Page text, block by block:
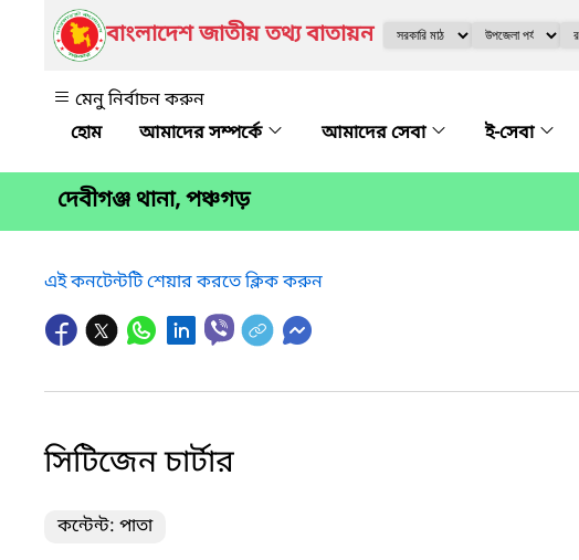
বাংলাদেশ জাতীয় তথ্য বাতায়ন
মেনু নির্বাচন করুন
আমাদের সম্পর্কে
আমাদের সেবা ই-সেবা
দেবীগঞ্জ থানা, পঞ্চগড়
এই কনটেন্টটি শেয়ার করতে ক্লিক করুন
সিটিজেন চার্টার
কন্টেন্ট: পাতা